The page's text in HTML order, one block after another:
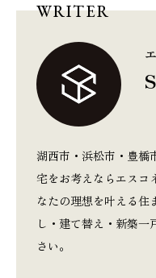
WRITER
湖西市・浜松市・豊橋
宅をお考えならエスコ
なたの理想を叶える住
し・建て替え・新築一
さい。